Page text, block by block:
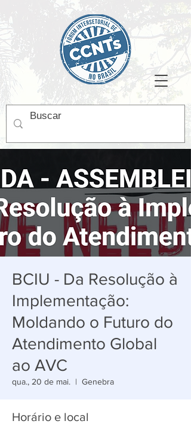
BCIU - Da Resolução à
Implementação:
Moldando o Futuro do
Atendimento Global
ao AVC
qua., 20 de mai.
  |
Genebra
Horário e local